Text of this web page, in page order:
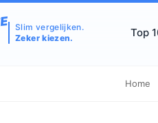
Slim vergelijken.
Zeker kiezen.
Top
Home